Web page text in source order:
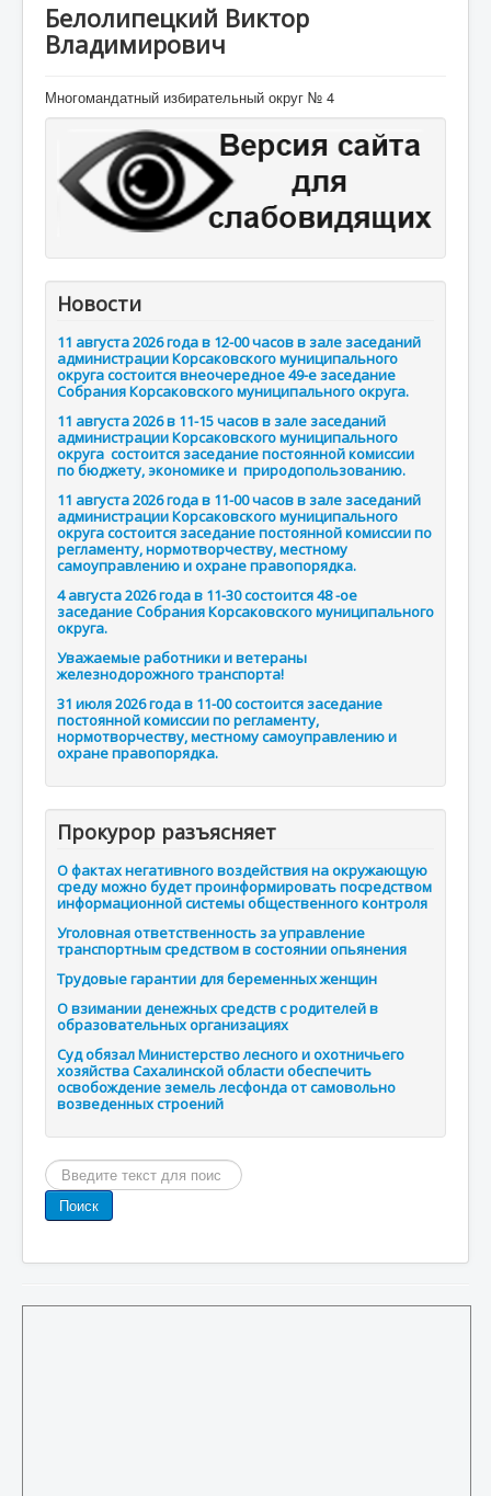
Белолипецкий Виктор
Владимирович
Многомандатный избирательный округ № 4
Новости
11 августа 2026 года в 12-00 часов в зале заседаний
администрации Корсаковского муниципального
округа состоится внеочередное 49-е заседание
Собрания Корсаковского муниципального округа.
11 августа 2026 в 11-15 часов в зале заседаний
администрации Корсаковского муниципального
округа состоится заседание постоянной комиссии
по бюджету, экономике и природопользованию.
11 августа 2026 года в 11-00 часов в зале заседаний
администрации Корсаковского муниципального
округа состоится заседание постоянной комиссии по
регламенту, нормотворчеству, местному
самоуправлению и охране правопорядка.
4 августа 2026 года в 11-30 состоится 48 -ое
заседание Собрания Корсаковского муниципального
округа.
Уважаемые работники и ветераны
железнодорожного транспорта!
31 июля 2026 года в 11-00 состоится заседание
постоянной комиссии по регламенту,
нормотворчеству, местному самоуправлению и
охране правопорядка.
Прокурор разъясняет
О фактах негативного воздействия на окружающую
среду можно будет проинформировать посредством
информационной системы общественного контроля
Уголовная ответственность за управление
транспортным средством в состоянии опьянения
Трудовые гарантии для беременных женщин
О взимании денежных средств с родителей в
образовательных организациях
Суд обязал Министерство лесного и охотничьего
хозяйства Сахалинской области обеспечить
освобождение земель лесфонда от самовольно
возведенных строений
Поиск
по
сайту
Поиск